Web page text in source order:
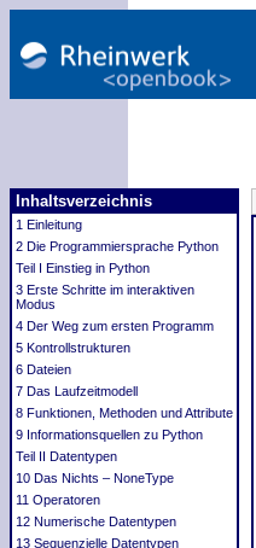
Inhaltsverzeichnis
1 Einleitung
2 Die Programmiersprache Python
Teil I Einstieg in Python
3 Erste Schritte im interaktiven
Modus
4 Der Weg zum ersten Programm
5 Kontrollstrukturen
6 Dateien
7 Das Laufzeitmodell
8 Funktionen, Methoden und Attribute
9 Informationsquellen zu Python
Teil II Datentypen
10 Das Nichts – NoneType
11 Operatoren
12 Numerische Datentypen
13 Sequenzielle Datentypen